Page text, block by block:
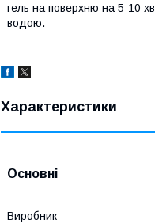
гель на поверхню на 5-10
водою.
Характеристики
Основні
Виробник